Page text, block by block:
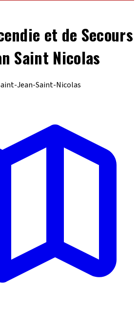
et de Secours
Saint Nicolas
Jean-Saint-Nicolas